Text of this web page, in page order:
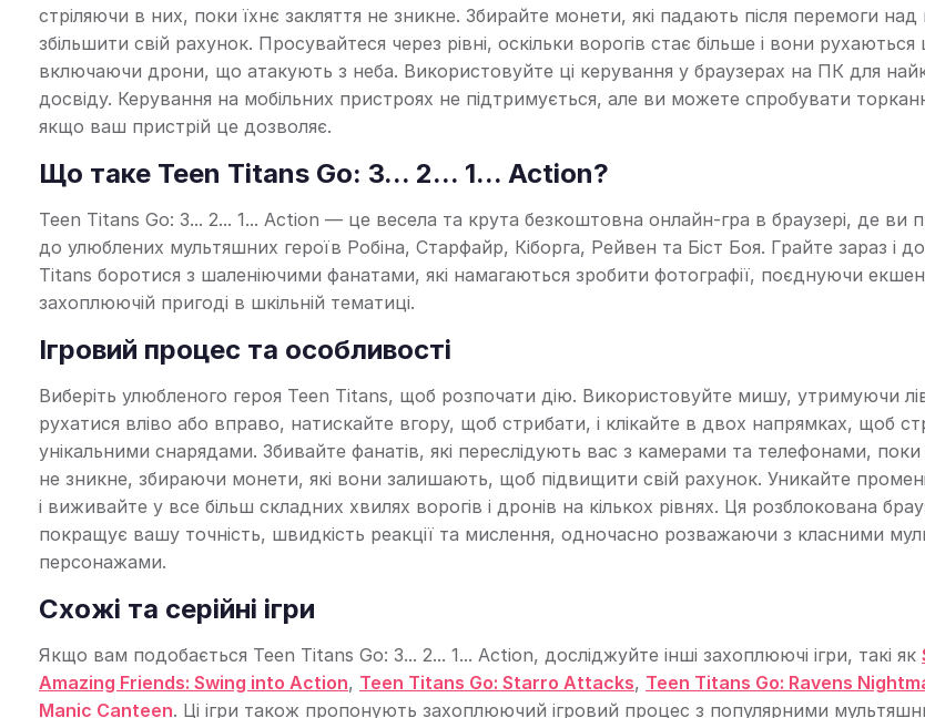
стріляючи в них, поки їхнє закляття не зникне. Збирайте монети, які падають після перемоги
збільшити свій рахунок. Просувайтеся через рівні, оскільки ворогів стає більше і вони
включаючи дрони, що атакують з неба. Використовуйте ці керування у браузерах на ПК для
досвіду. Керування на мобільних пристроях не підтримується, але ви можете спробувати
якщо ваш пристрій це дозволяє.
Що таке Teen Titans Go: 3... 2... 1... Action?
Teen Titans Go: 3... 2... 1... Action — це весела та крута безкоштовна онлайн-гра в браузері, де ви
до улюблених мультяшних героїв Робіна, Старфайр, Кіборга, Рейвен та Біст Боя. Грайте зараз і
Titans боротися з шаленіючими фанатами, які намагаються зробити фотографії, поєднуючи
захоплюючій пригоді в шкільній тематиці.
Ігровий процес та особливості
Виберіть улюбленого героя Teen Titans, щоб розпочати дію. Використовуйте мишу, утримуючи
рухатися вліво або вправо, натискайте вгору, щоб стрибати, і клікайте в двох напрямках, щоб
унікальними снарядами. Збивайте фанатів, які переслідують вас з камерами та телефонами, поки
не зникне, збираючи монети, які вони залишають, щоб підвищити свій рахунок. Уникайте
і виживайте у все більш складних хвилях ворогів і дронів на кількох рівнях. Ця розблокована
покращує вашу точність, швидкість реакції та мислення, одночасно розважаючи з класними
персонажами.
Схожі та серійні ігри
Якщо вам подобається Teen Titans Go: 3... 2... 1... Action, досліджуйте інші захоплюючі ігри, такі як
Amazing Friends: Swing into Action, Teen Titans Go: Starro Attacks, Teen Titans Go: Ravens
Manic Canteen. Ці ігри також пропонують захоплюючий ігровий процес з популярними